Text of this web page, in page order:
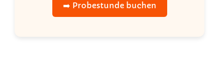
➡️ Probestunde buchen